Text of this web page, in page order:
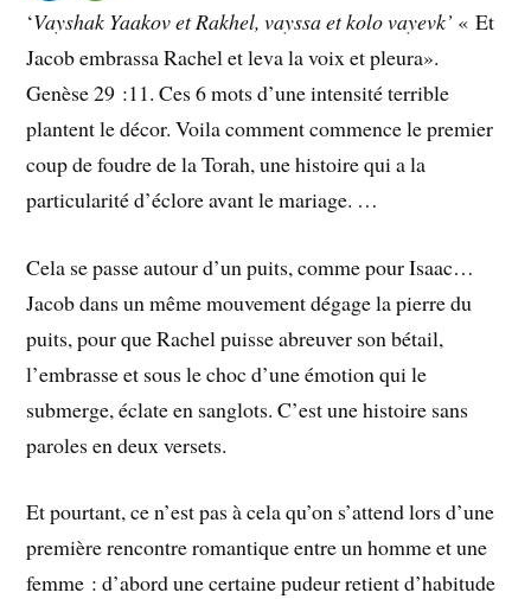
‘Vayshak Yaakov et Rakhel, vayssa et kolo vayevk’ « Et
Jacob embrassa Rachel et leva la voix et pleura».
Genèse 29 :11. Ces 6 mots d’une intensité terrible
plantent le décor. Voila comment commence le premier
coup de foudre de la Torah, une histoire qui a la
particularité d’éclore avant le mariage. …
Cela se passe autour d’un puits, comme pour Isaac…
Jacob dans un même mouvement dégage la pierre du
puits, pour que Rachel puisse abreuver son bétail,
l’embrasse et sous le choc d’une émotion qui le
submerge, éclate en sanglots. C’est une histoire sans
paroles en deux versets.
Et pourtant, ce n’est pas à cela qu’on s’attend lors d’une
première rencontre romantique entre un homme et une
femme : d’abord une certaine pudeur retient d’habitude